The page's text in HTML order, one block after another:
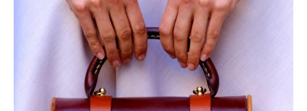
výzkumníků, k